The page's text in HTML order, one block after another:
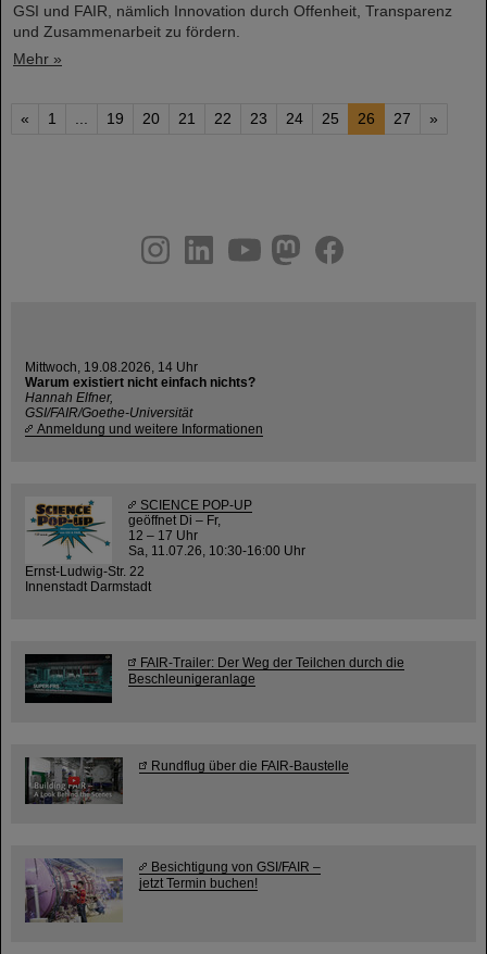
GSI und FAIR, nämlich Innovation durch Offenheit, Transparenz
und Zusammenarbeit zu fördern.
Mehr »
« 1 19 20 21 22 23 24 25 26 27 »
youtube
helmholtz.social
facebook
Mittwoch, 19.08.2026, 14 Uhr
Warum existiert nicht einfach nichts?
Hannah Elfner,
GSI/FAIR/Goethe-Universität
Anmeldung und weitere Informationen
SCIENCE POP-UP
geöffnet Di – Fr,
12 – 17 Uhr
Sa, 11.07.26, 10:30-16:00 Uhr
Ernst-Ludwig-Str. 22
Innenstadt Darmstadt
FAIR-Trailer: Der Weg der Teilchen durch die
Beschleunigeranlage
Rundflug über die FAIR-Baustelle
Besichtigung von GSI/FAIR –
jetzt Termin buchen!